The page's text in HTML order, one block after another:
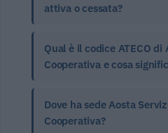
attiva o cessata?
Qual è il codice ATECO
Cooperativa e cosa
Dove ha sede Aosta
Cooperativa?